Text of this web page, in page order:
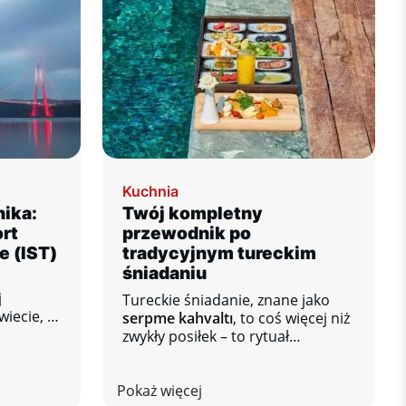
(IST)
a
Kuchnia
Twój kompletny
przewodnik po
tradycyjnym tureckim
śniadaniu
Tureckie śniadanie, znane jako
serpme kahvaltı, to coś więcej niż
zwykły posiłek – to rytuał
różnorodnych smaków.
Pokaż więcej